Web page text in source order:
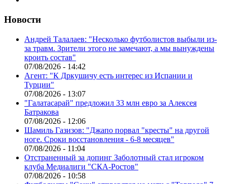
Новости
Андрей Талалаев: "Несколько футболистов выбыли из-
за травм. Зрители этого не замечают, а мы вынуждены
кроить состав"
07/08/2026 - 14:42
Агент: "К Дркушичу есть интерес из Испании и
Турции"
07/08/2026 - 13:07
"Галатасарай" предложил 33 млн евро за Алексея
Батракова
07/08/2026 - 12:06
Шамиль Газизов: "Джапо порвал "кресты" на другой
ноге. Сроки восстановления - 6-8 месяцев"
07/08/2026 - 11:04
Отстраненный за допинг Заболотный стал игроком
клуба Медиалиги "СКА-Ростов"
07/08/2026 - 10:58